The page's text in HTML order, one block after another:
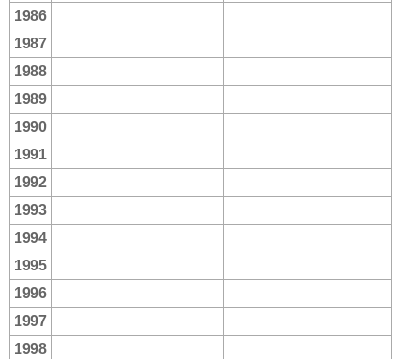
1986
1987
1988
1989
1990
1991
1992
1993
1994
1995
1996
1997
1998